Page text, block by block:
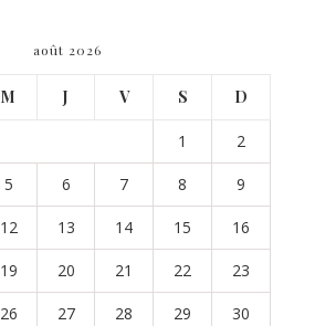
août 2026
M J V S D
1 2
5 6 7 8 9
12 13 14 15 16
19 20 21 22 23
26 27 28 29 30